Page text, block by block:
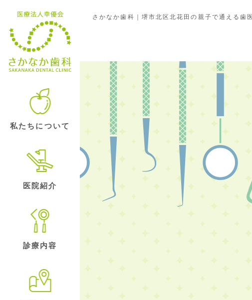
さかなか歯科｜堺市北区北花田の親子で通える
私たちについて
医院紹介
診療内容
歯のマメ知識